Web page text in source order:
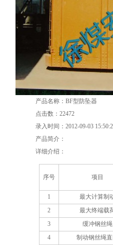
产品名称：BF型防坠器
点击数：22472
录入时间：2012-09-03
产品简介：
详细介绍：
序号 项目
1
最大计算制
2
最大终端载
3
缓冲钢丝绳
4
制动钢丝绳